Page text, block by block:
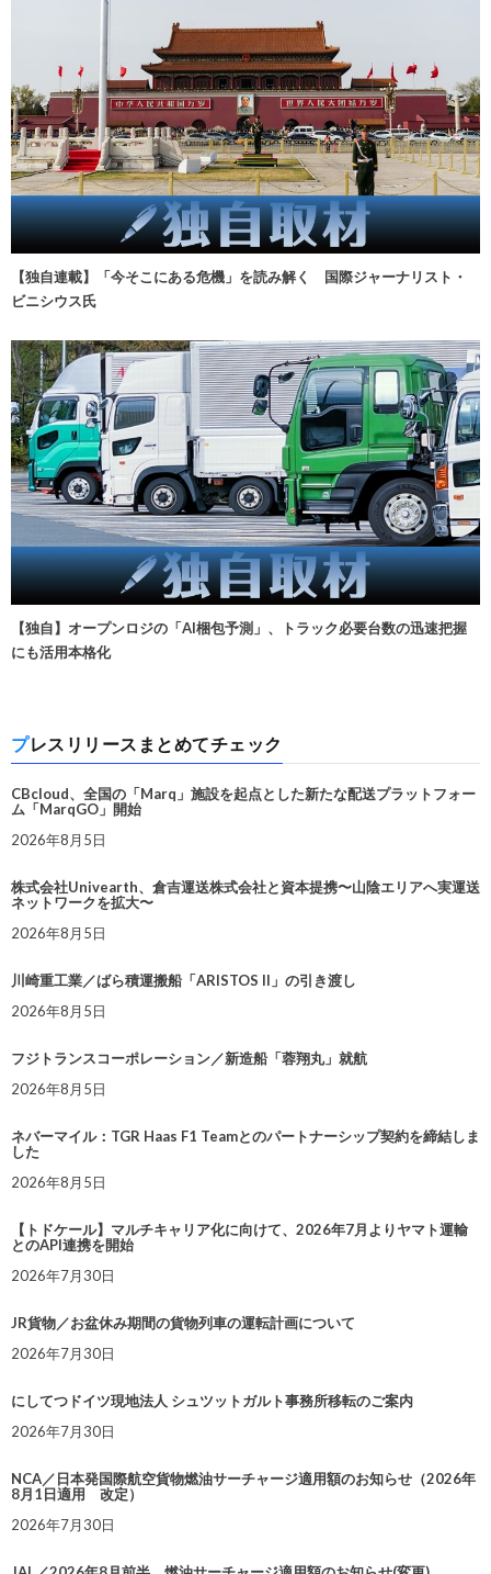
【独自連載】「今そこにある危機」を読み解く 国際ジャーナリスト・
ビニシウス氏
【独自】オープンロジの「AI梱包予測」、トラック必要台数の迅速把握
にも活用本格化
プレスリリースまとめてチェック
CBcloud、全国の「Marq」施設を起点とした新たな配送プラットフォー
ム「MarqGO」開始
2026年8月5日
株式会社Univearth、倉吉運送株式会社と資本提携〜山陰エリアへ実運送
ネットワークを拡大〜
2026年8月5日
川崎重工業／ばら積運搬船「ARISTOS II」の引き渡し
2026年8月5日
フジトランスコーポレーション／新造船「蓉翔丸」就航
2026年8月5日
ネバーマイル：TGR Haas F1 Teamとのパートナーシップ契約を締結しま
した
2026年8月5日
【トドケール】マルチキャリア化に向けて、2026年7月よりヤマト運輸
とのAPI連携を開始
2026年7月30日
JR貨物／お盆休み期間の貨物列車の運転計画について
2026年7月30日
にしてつドイツ現地法人 シュツットガルト事務所移転のご案内
2026年7月30日
NCA／日本発国際航空貨物燃油サーチャージ適用額のお知らせ（2026年
8月1日適用 改定）
2026年7月30日